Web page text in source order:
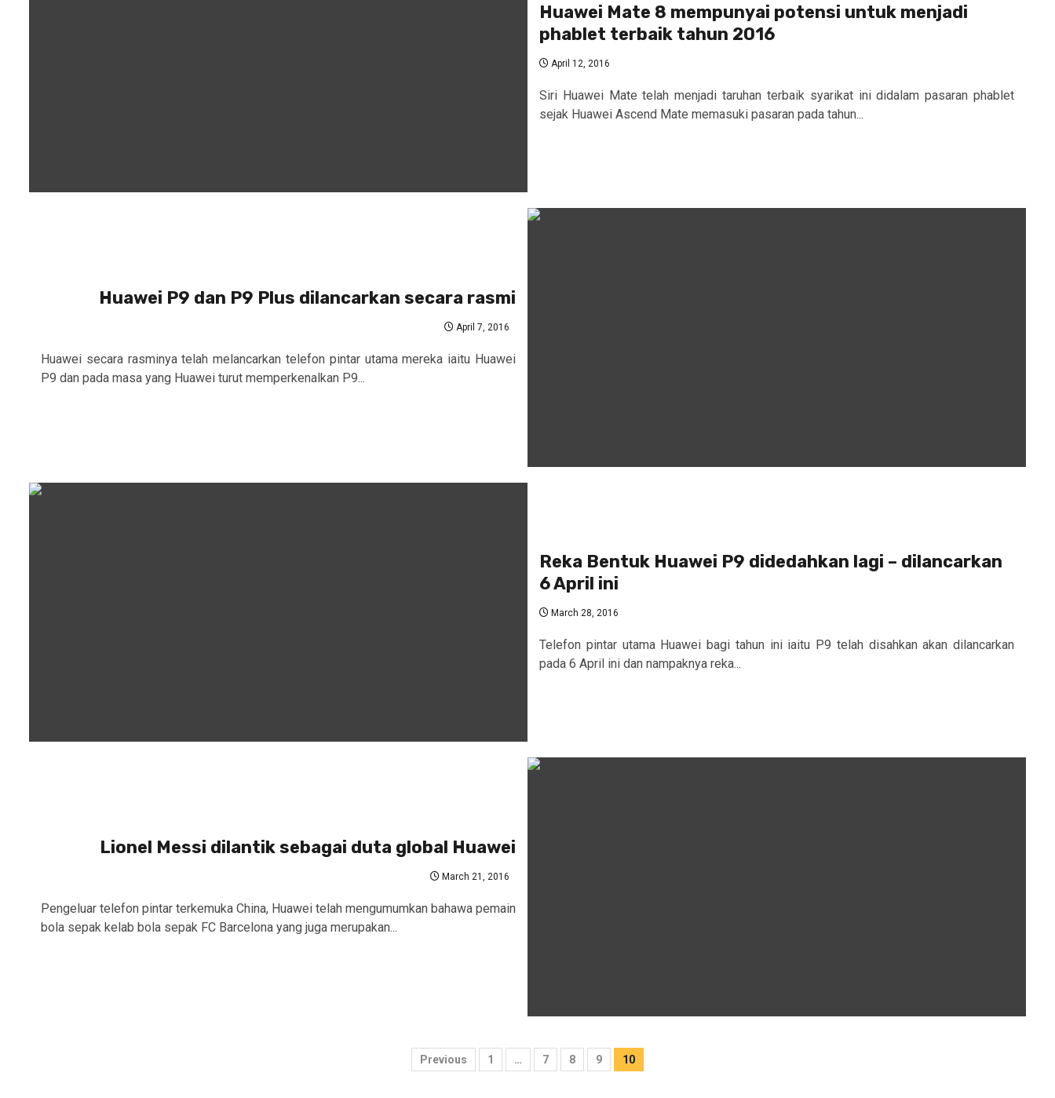
Huawei Mate 8 mempunyai potensi untuk menjadi
phablet terbaik tahun 2016
April 12, 2016
Siri Huawei Mate telah menjadi taruhan terbaik syarikat ini didalam pasaran phablet
sejak Huawei Ascend Mate memasuki pasaran pada tahun...
Huawei P9 dan P9 Plus dilancarkan secara rasmi
April 7, 2016
Huawei secara rasminya telah melancarkan telefon pintar utama mereka iaitu Huawei
P9 dan pada masa yang Huawei turut memperkenalkan P9...
Reka Bentuk Huawei P9 didedahkan lagi – dilancarkan
6 April ini
March 28, 2016
Telefon pintar utama Huawei bagi tahun ini iaitu P9 telah disahkan akan dilancarkan
pada 6 April ini dan nampaknya reka...
Lionel Messi dilantik sebagai duta global Huawei
March 21, 2016
Pengeluar telefon pintar terkemuka China, Huawei telah mengumumkan bahawa pemain
bola sepak kelab bola sepak FC Barcelona yang juga merupakan...
Posts
Previous 1 … 7 8 9 10